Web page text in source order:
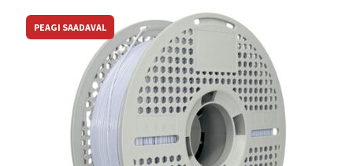
PEAGI SAADAVAL